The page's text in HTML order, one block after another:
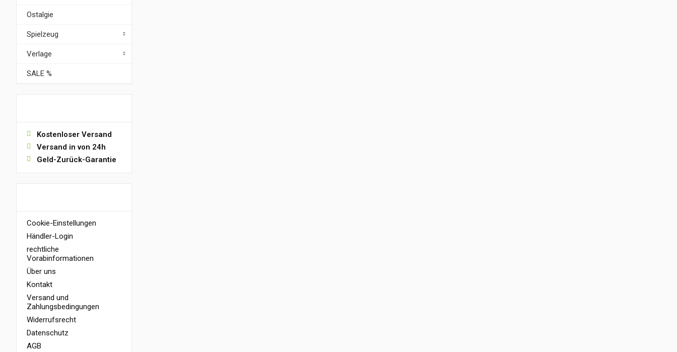
Ostalgie
Spielzeug
Verlage
SALE %
Kostenloser Versand
Versand in von 24h
Geld-Zurück-Garantie
Cookie-Einstellungen
Händler-Login
rechtliche
Vorabinformationen
Über uns
Kontakt
Versand und
Zahlungsbedingungen
Widerrufsrecht
Datenschutz
AGB